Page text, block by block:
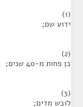
(1)
ידוע שם;
(2)
בן פחות מ-40 שנים;
(3)
לובש מדים;